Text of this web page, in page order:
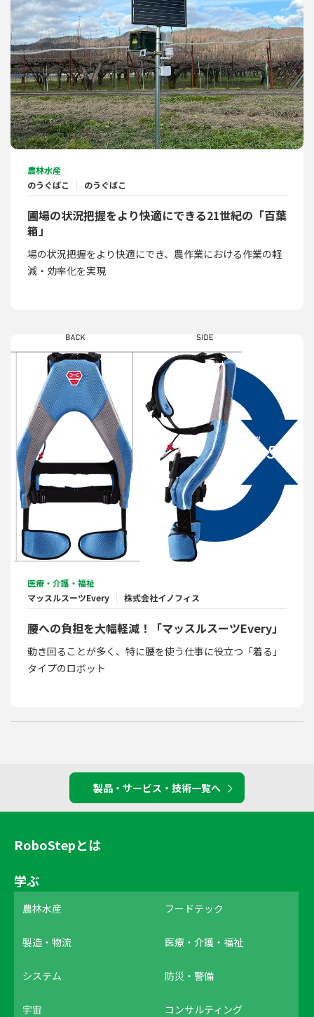
農林水産
のうぐばこ
のうぐばこ
圃場の状況把握をより快適にできる21世紀の「百葉
箱」
場の状況把握をより快適にでき、農作業における作業の軽
減・効率化を実現
医療・介護・福祉
マッスルスーツEvery
株式会社イノフィス
腰への負担を大幅軽減！「マッスルスーツEvery」
動き回ることが多く、特に腰を使う仕事に役立つ「着る」
タイプのロボット
製品・サービス・技術一覧へ
RoboStepとは
学ぶ
農林水産 フードテック
製造・物流 医療・介護・福祉
システム 防災・警備
宇宙 コンサルティング